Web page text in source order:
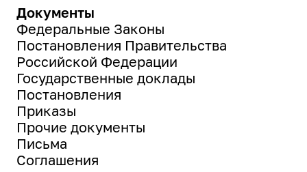
Документы
Федеральные Законы
Постановления Правительства
Российской Федерации
Государственные доклады
Постановления
Приказы
Прочие документы
Письма
Соглашения